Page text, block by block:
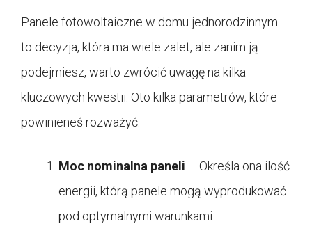
Panele fotowoltaiczne w domu jednorodzinnym
to decyzja, która ma wiele zalet, ale zanim ją
podejmiesz, warto zwrócić uwagę na kilka
kluczowych kwestii. Oto kilka parametrów, które
powinieneś rozważyć:
Moc nominalna paneli – Określa ona ilość
energii, którą panele mogą wyprodukować
pod optymalnymi warunkami.